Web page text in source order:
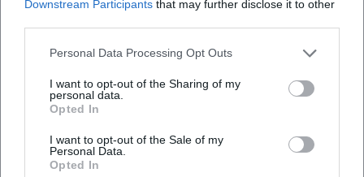
Downstream Participants that may further disclose it to other
Personal Data Processing Opt Outs
I want to opt-out of the Sharing of my
personal data.
Opted In
I want to opt-out of the Sale of my
Personal Data.
Opted In
Tickets buchen